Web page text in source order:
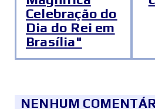
Celebração do
Dia do Rei em
Brasília"
NENHUM